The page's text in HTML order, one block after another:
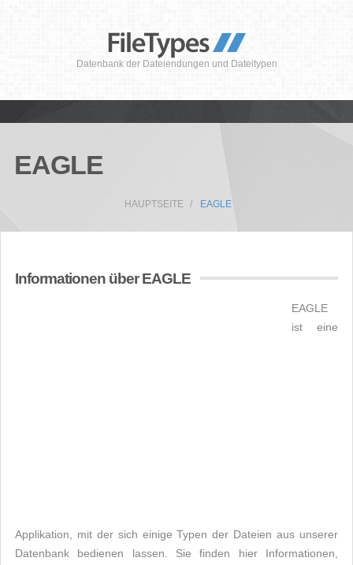
Datenbank der Dateiendungen und Dateitypen
EAGLE
HAUPTSEITE EAGLE
Informationen über EAGLE
EAGLE
ist eine
Applikation, mit der sich einige Typen der Dateien aus unserer
Datenbank bedienen lassen. Sie finden hier Informationen,